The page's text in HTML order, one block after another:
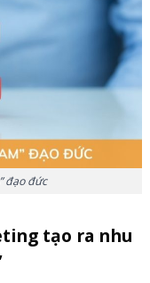
đạo đức
tạo ra nhu